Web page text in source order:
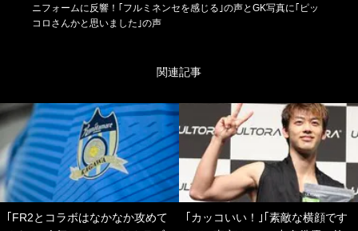
ニフォームに反響！｢フルミネンセを感じる｣の声とGK写真に｢ピッ
コロさんかと思いました｣の声
関連記事
｢FR2とコラボはなかなか攻めて
｢カッコいい！｣｢素敵な横顔です